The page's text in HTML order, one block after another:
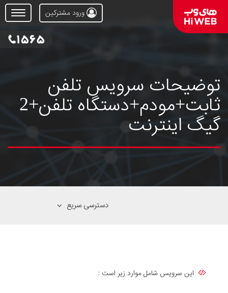
Open
Menu
ورود مشترکین
توضیحات سرویس تلفن
ثابت+مودم+دستگاه تلفن+2
گیگ اینترنت
دسترسی سریع
این سرویس شامل موارد زیر است :